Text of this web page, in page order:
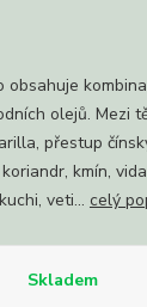
obsahuje
olejů. Mezi
přestup
kmín,
veti... celý
Skladem